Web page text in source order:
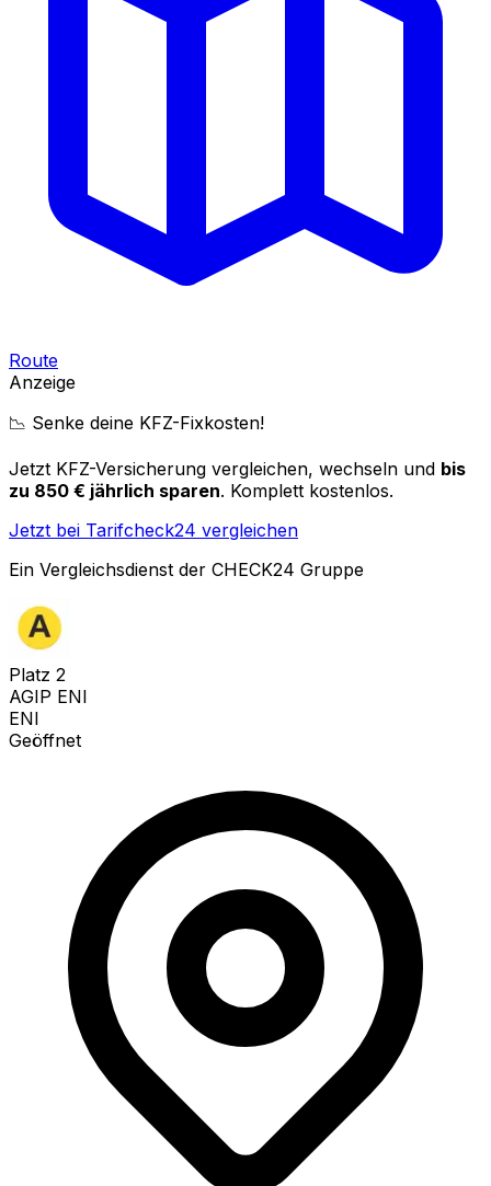
Route
Anzeige
📉 Senke deine KFZ-Fixkosten!
Jetzt KFZ-Versicherung vergleichen, wechseln und bis
zu 850 € jährlich sparen. Komplett kostenlos.
Jetzt bei Tarifcheck24 vergleichen
Ein Vergleichsdienst der CHECK24 Gruppe
Platz 2
AGIP ENI
ENI
Geöffnet